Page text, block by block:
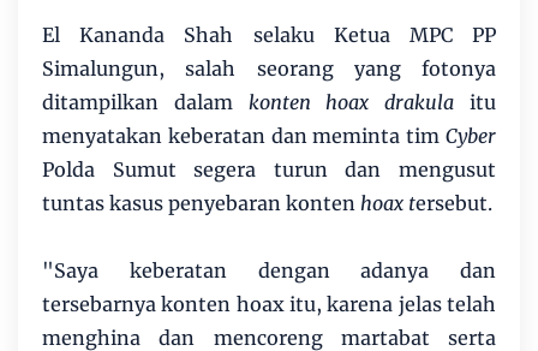
El Kananda Shah selaku Ketua MPC PP
Simalungun, salah seorang yang fotonya
ditampilkan dalam konten hoax drakula itu
menyatakan keberatan dan meminta tim Cyber
Polda Sumut segera turun dan mengusut
tuntas kasus penyebaran konten hoax tersebut.
"Saya keberatan dengan adanya dan
tersebarnya konten hoax itu, karena jelas telah
menghina dan mencoreng martabat serta